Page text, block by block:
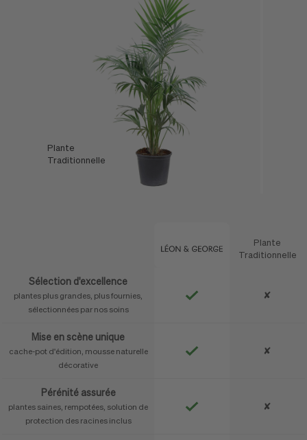
Plante
Traditionnelle
Plante
Traditionnelle
Sélection d'excellence
plantes plus grandes, plus fournies,
sélectionnées par nos soins
✘
Mise en scène unique
cache-pot d'édition, mousse naturelle
décorative
✘
Pérénité assurée
plantes saines, rempotées, solution de
protection des racines inclus
✘